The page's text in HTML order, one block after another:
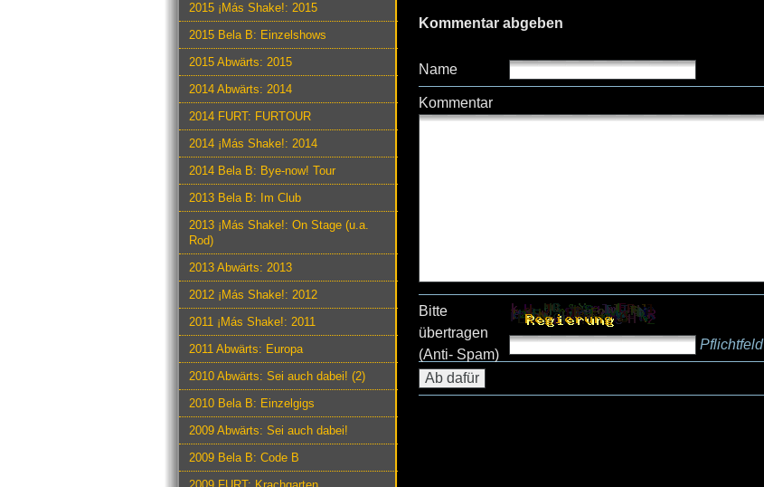
2015 ¡Más Shake!: 2015
2015 Bela B: Einzelshows
2015 Abwärts: 2015
2014 Abwärts: 2014
2014 FURT: FURTOUR
2014 ¡Más Shake!: 2014
2014 Bela B: Bye-now! Tour
2013 Bela B: Im Club
2013 ¡Más Shake!: On Stage (u.a.
Rod)
2013 Abwärts: 2013
2012 ¡Más Shake!: 2012
2011 ¡Más Shake!: 2011
2011 Abwärts: Europa
2010 Abwärts: Sei auch dabei! (2)
2010 Bela B: Einzelgigs
2009 Abwärts: Sei auch dabei!
2009 Bela B: Code B
Kommentar abgeben
Name
Kommentar
Bitte
übertragen
(Anti- Spam)
Pflichtfeld